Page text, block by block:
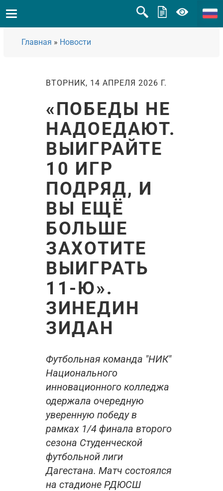
Главная » Новости
ВТОРНИК, 14 АПРЕЛЯ 2026 Г.
«ПОБЕДЫ НЕ
НАДОЕДАЮТ.
ВЫИГРАЙТЕ
10 ИГР
ПОДРЯД, И
ВЫ ЕЩЁ
БОЛЬШЕ
ЗАХОТИТЕ
ВЫИГРАТЬ
11‑Ю».
ЗИНЕДИН
ЗИДАН
Футбольная команда "НИК"
Национального
инновационного колледжа
одержала очередную
уверенную победу в
рамках 1/4 финала второго
сезона Студенческой
футбольной лиги
Дагестана. Матч состоялся
на стадионе РДЮСШ